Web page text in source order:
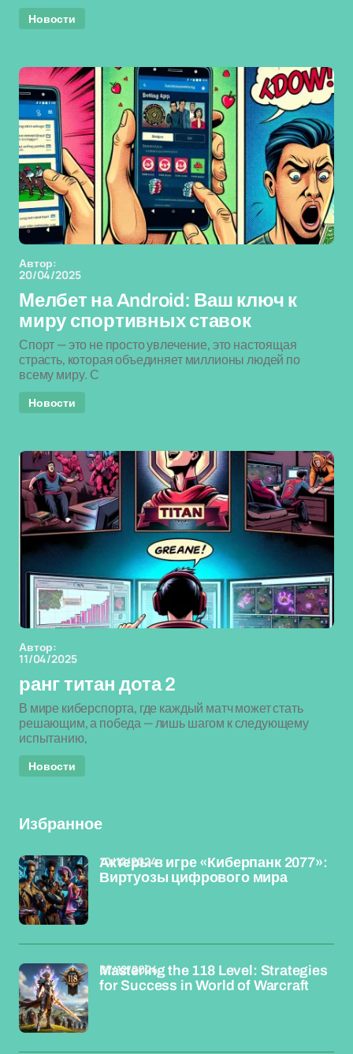
Новости
Автор:
20/04/2025
Мелбет на Android: Ваш ключ к
миру спортивных ставок
Спорт — это не просто увлечение, это настоящая
страсть, которая объединяет миллионы людей по
всему миру. С
Новости
Автор:
11/04/2025
ранг титан дота 2
В мире киберспорта, где каждый матч может стать
решающим, а победа — лишь шагом к следующему
испытанию,
Новости
Избранное
Актеры в игре «Киберпанк 2077»:
Виртуозы цифрового мира
10/12/2024
Mastering the 118 Level: Strategies
for Success in World of Warcraft
07/12/2024